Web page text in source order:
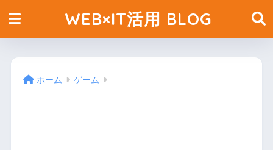
WEB×IT活用 BLOG
ホーム ゲーム